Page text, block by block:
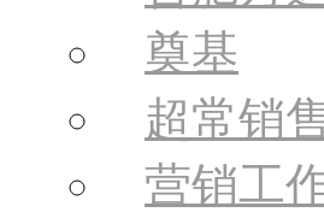
奠基
超常销
营销工